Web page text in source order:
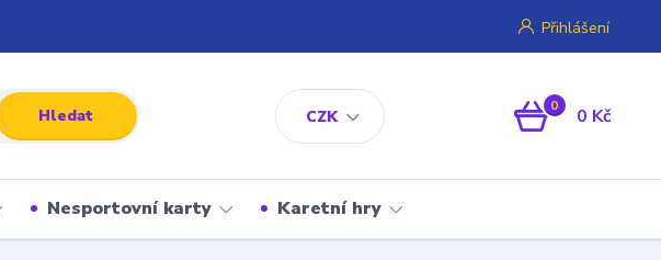
CZK
Přihlášení
Hledat 0 0 Kč
Nesportovní karty Karetní hry